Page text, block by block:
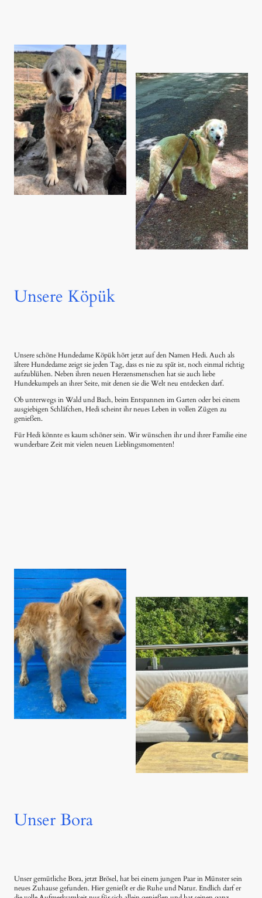
Unsere Köpük
Unsere schöne Hundedame Köpük hört jetzt auf den Namen Hedi. Auch als
ältere Hundedame zeigt sie jeden Tag, dass es nie zu spät ist, noch einmal richtig
aufzublühen. Neben ihren neuen Herzensmenschen hat sie auch liebe
Hundekumpels an ihrer Seite, mit denen sie die Welt neu entdecken darf.
Ob unterwegs in Wald und Bach, beim Entspannen im Garten oder bei einem
ausgiebigen Schläfchen, Hedi scheint ihr neues Leben in vollen Zügen zu
genießen.
Für Hedi könnte es kaum schöner sein. Wir wünschen ihr und ihrer Familie eine
wunderbare Zeit mit vielen neuen Lieblingsmomenten!
Unser Bora
Unser gemütliche Bora, jetzt Brösel, hat bei einem jungen Paar in Münster sein
neues Zuhause gefunden. Hier genießt er die Ruhe und Natur. Endlich darf er